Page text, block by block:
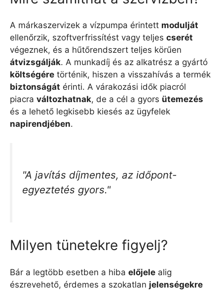
A márkaszervizek a vízpumpa érintett modulját
ellenőrzik, szoftverfrissítést vagy teljes cserét
végeznek, és a hűtőrendszert teljes körűen
átvizsgálják. A munkadíj és az alkatrész a gyártó
költségére történik, hiszen a visszahívás a termék
biztonságát érinti. A várakozási idők piacról
piacra változhatnak, de a cél a gyors ütemezés
és a lehető legkisebb kiesés az ügyfelek
napirendjében.
"A javítás díjmentes, az időpont-
egyeztetés gyors."
Milyen tünetekre figyelj?
Bár a legtöbb esetben a hiba előjele alig
észrevehető, érdemes a szokatlan jelenségekre